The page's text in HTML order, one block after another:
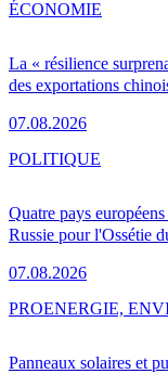
La « résilience
des exportations
07.08.2026
ÉCONOMIE
Quatre pays
Russie pour l'Ossétie
07.08.2026
POLITIQUE
Panneaux solaires et
PROENERGIE,